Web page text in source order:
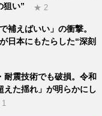
狙い”
★ 2
補えばいい」の衝撃。
日本にもたらした“深刻
耐震技術でも破損。令和
えた揺れ」が明らかにし